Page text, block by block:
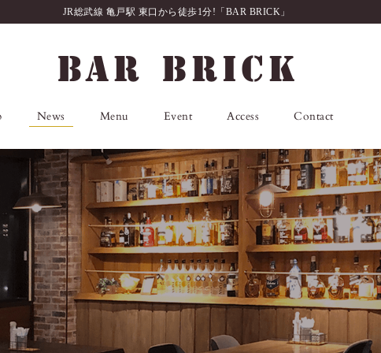
JR総武線 亀戸駅 東口から徒歩1分!「BAR BRICK」
News Menu Event Access Contact